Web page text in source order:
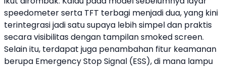
speedometer serta TFT terbagi menjadi dua, yang kini
terintegrasi jadi satu supaya lebih simpel dan praktis
secara visibilitas dengan tampilan smoked screen.
Selain itu, terdapat juga penambahan fitur keamanan
berupa Emergency Stop Signal (ESS), di mana lampu